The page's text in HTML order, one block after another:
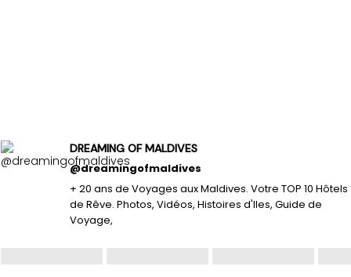
DREAMING OF MALDIVES
@dreamingofmaldives
+ 20 ans de Voyages aux Maldives. Votre TOP 10 Hôtels
de Rêve. Photos, Vidéos, Histoires d'Iles, Guide de
Voyage,